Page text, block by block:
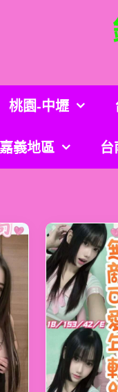
桃園-中壢
義地區 台